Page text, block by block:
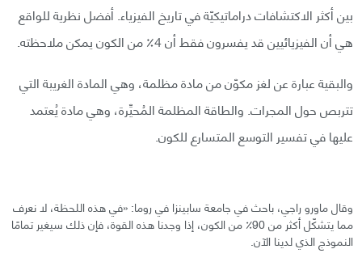
بين أكثر الاكتشافات دراماتيكيّة في تاريخ الفيزياء. أفضل نظرية للواقع
هي أن الفيزيائيين قد يفسرون فقط أن 4٪ من الكون يمكن ملاحظته.
والبقية عبارة عن لغز مكوّن من مادة مظلمة، وهي المادة الغريبة التي
تتربص حول المجرات. والطاقة المظلمة المُحيِّرة، وهي مادة يُعتمد
عليها في تفسير التوسع المتسارع للكون.
وقال ماورو راجي، باحث في جامعة سابينزا في روما: «في هذه اللحظة، لا نعرف
مما يتشكّل أكثر من 90٪ من الكون، إذا وجدنا هذه القوة، فإن ذلك سيغير تمامًا
النموذج الذي لدينا الآن.